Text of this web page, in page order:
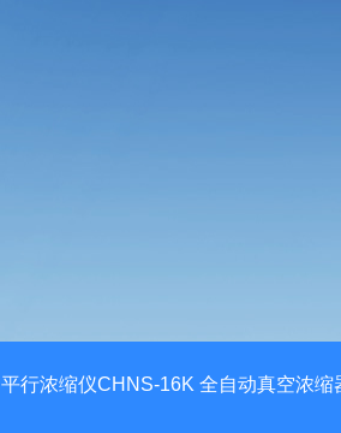
平行浓缩仪CHNS-16K 全自动真空浓缩